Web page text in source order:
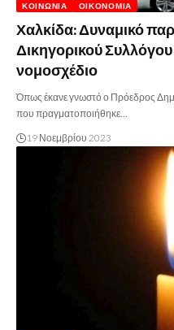
ΚΟΙΝΩΝΊΑ ΟΙΚΟΝΟΜΊΑ
Χαλκίδα: Δυναμικό
Δικηγορικού
νομοσχέδιο
Όπως έκανε γνωστό ο Πρόεδρος
που πραγματοποιήθηκε…
19 Νοεμβρίου 2023